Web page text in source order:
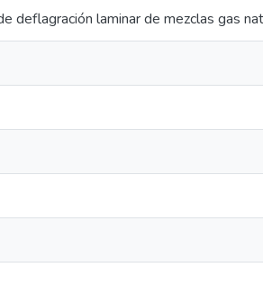
deflagración laminar de mezclas gas